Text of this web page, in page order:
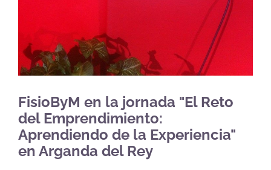
FisioByM en la jornada "El Reto
del Emprendimiento:
Aprendiendo de la Experiencia"
en Arganda del Rey